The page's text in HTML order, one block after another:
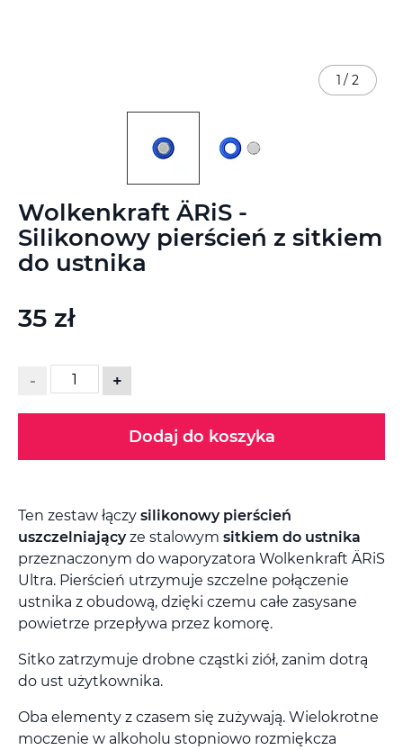
Wolkenkraft ÄRiS -
Silikonowy pierścień z sitkiem
do ustnika
35 zł
- +
Dodaj do koszyka
Ten zestaw łączy silikonowy pierścień
uszczelniającyze stalowym sitkiem do ustnika
przeznaczonym do waporyzatora Wolkenkraft ÄRiS
Ultra. Pierścień utrzymuje szczelne połączenie
ustnika z obudową, dzięki czemu całe zasysane
powietrze przepływa przez komorę.
Sitko zatrzymuje drobne cząstki ziół, zanim dotrą
do ust użytkownika.
Oba elementy z czasem się zużywają. Wielokrotne
moczenie w alkoholu stopniowo rozmiękcza
1 / 2
na
początek
galerii